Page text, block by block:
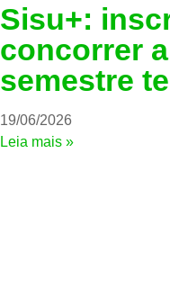
Sisu+:
concorrer
semestre
19/06/2026
Leia mais »